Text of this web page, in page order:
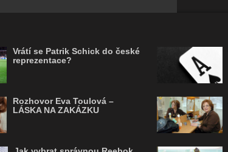
Vrátí se Patrik Schick do české
reprezentace?
Rozhovor Eva Toulová –
LÁSKA NA ZAKÁZKU